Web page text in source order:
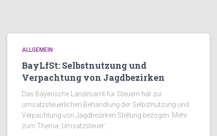
ALLGEMEIN
BayLfSt: Selbstnutzung und
Verpachtung von Jagdbezirken
Das Bayerische Landesamt für Steuern hat zur
umsatzsteuerlichen Behandlung der Selbstnutzung und
Verpachtung von Jagdbezirken Stellung bezogen. Mehr
zum Thema ‚Umsatzsteuer’…